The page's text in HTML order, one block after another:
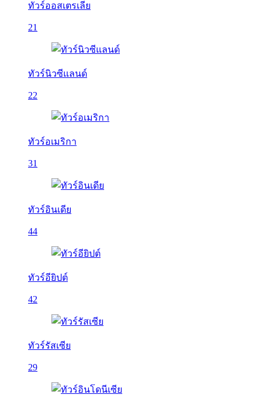
ทัวร์ออสเตรเลีย
21
ทัวร์นิวซีแลนด์
22
ทัวร์อเมริกา
31
ทัวร์อินเดีย
44
ทัวร์อียิปต์
42
ทัวร์รัสเซีย
29